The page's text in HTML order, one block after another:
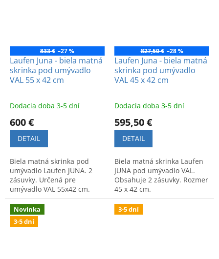
833 € –27 %
Laufen Juna - biela matná
skrinka pod umývadlo
VAL 55 x 42 cm
Dodacia doba 3-5 dní
600 €
DETAIL
Biela matná skrinka pod
umývadlo Laufen JUNA. 2
zásuvky. Určená pre
umývadlo VAL 55x42 cm.
Praktický úložný priestor v
modernom dizajne.
827,50 € –28 %
Laufen Juna - biela matná
skrinka pod umývadlo
VAL 45 x 42 cm
Dodacia doba 3-5 dní
595,50 €
DETAIL
Biela matná skrinka Laufen
JUNA pod umývadlo VAL.
Obsahuje 2 zásuvky. Rozmer
45 x 42 cm.
Novinka
3-5 dní
3-5 dní